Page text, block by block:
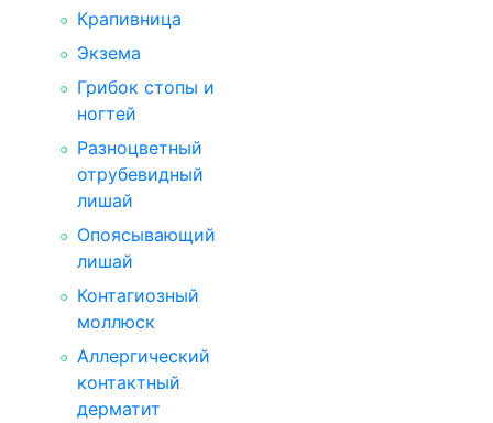
Крапивница
Экзема
Грибок стопы и
ногтей
Разноцветный
отрубевидный
лишай
Опоясывающий
лишай
Контагиозный
моллюск
Аллергический
контактный
дерматит